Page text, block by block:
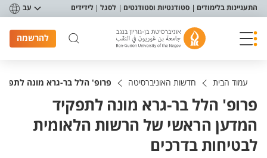
תפריט נגישות
התעניינות בלימודים סטודנטיות וסטודנטים לסגל לידידים עב
להרשמה
עמוד הבית חדשות האוניברסיטה פרופ' הלל בר-גרא מונה
פרופ' הלל בר-גרא מונה לתפקיד
המדען הראשי של הרשות הלאומית
לבטיחות בדרכים